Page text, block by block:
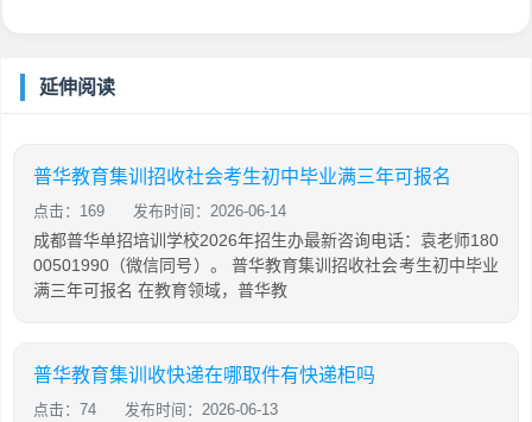
延伸阅读
普华教育集训招收社会考生初中毕业满三年可报名
点击：169 发布时间：2026-06-14
成都普华单招培训学校2026年招生办最新咨询电话：袁老师180
00501990（微信同号）。 普华教育集训招收社会考生初中毕业
满三年可报名 在教育领域，普华教
普华教育集训收快递在哪取件有快递柜吗
点击：74 发布时间：2026-06-13